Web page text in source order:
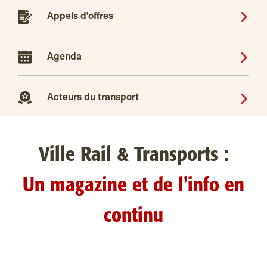
Appels d'offres
Agenda
Acteurs du transport
Ville Rail & Transports :
Un magazine et de l'info en
continu